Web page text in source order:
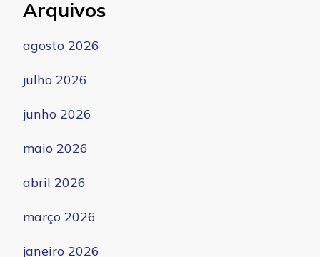
Arquivos
agosto 2026
julho 2026
junho 2026
maio 2026
abril 2026
março 2026
janeiro 2026